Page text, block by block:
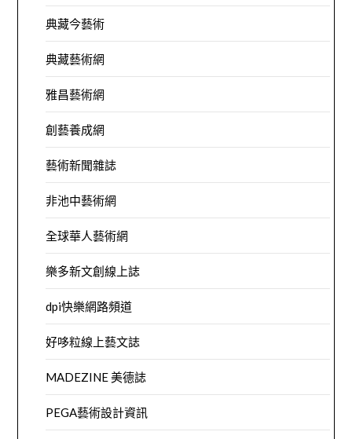
典藏今藝術
典藏藝術網
雅昌藝術網
創藝養成網
藝術新聞雜誌
非池中藝術網
全球華人藝術網
樂多新文創線上誌
dpi快樂網路頻道
好哆粒線上藝文誌
MADEZINE 美德誌
PEGA藝術設計資訊